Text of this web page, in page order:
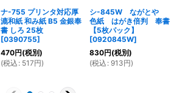
ナ-755 プリンタ対応厚
漉和紙 和み紙 B5 金銀奉
書 しろ 25枚
[0390755]
470円(税別)
(税込 : 517円)
シ-845W ながとや
色紙 はがき倍判 奉書
【5枚パック】
[0920845W]
830円(税別)
(税込 : 913円)